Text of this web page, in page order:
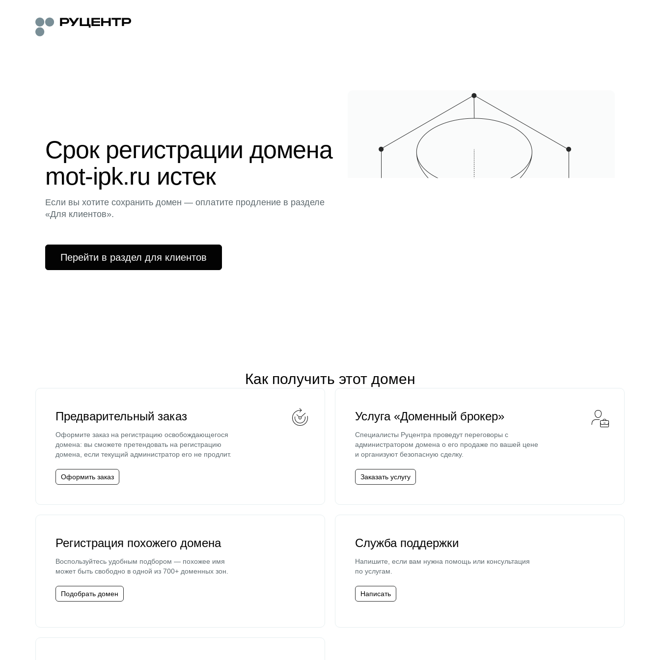
Срок регистрации домена
mot-ipk.ru истек
Если вы хотите сохранить домен — оплатите продление в разделе
«Для клиентов».
Перейти в раздел для клиентов
Как получить этот домен
Предварительный заказ
Оформите заказ на регистрацию освобождающегося
домена: вы сможете претендовать на регистрацию
домена, если текущий администратор его не продлит.
Оформить заказ
Услуга «Доменный брокер»
Специалисты Руцентра проведут переговоры с
администратором домена о его продаже по вашей цене
и организуют безопасную сделку.
Заказать услугу
Регистрация похожего домена
Воспользуйтесь удобным подбором — похожее имя
может быть свободно в одной из 700+ доменных зон.
Подобрать домен
Служба поддержки
Напишите, если вам нужна помощь или консультация
по услугам.
Написать